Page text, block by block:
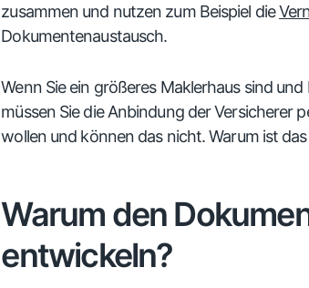
zusammen und nutzen zum Beispiel die
Dokumentenaustausch.
Wenn Sie ein größeres Maklerhaus sind
müssen Sie die Anbindung der Versicherer
wollen und können das nicht. Warum ist das
Warum den
entwickeln?